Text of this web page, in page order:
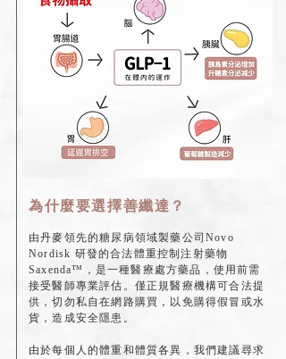
為什麼要選擇​善纖達？
由丹麥領先的糖尿病領域製藥公司Novo
Nordisk 研發的合法體重控制注射藥物
Saxenda™，是一種醫療處方藥品，使用前需
接受醫師專業評估。僅正規醫療機構可合法提
供，切勿私自在網路購買，以免購得假冒或水
貨，造成安全隱患。
由於每個人的體重和體質各異，我們建議尋求